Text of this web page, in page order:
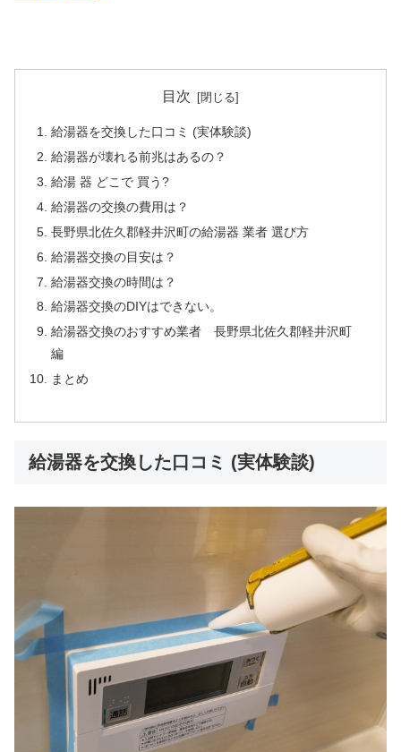
目次
給湯器を交換した口コミ (実体験談)
給湯器が壊れる前兆はあるの？
給湯 器 どこで 買う?
給湯器の交換の費用は？
長野県北佐久郡軽井沢町の給湯器 業者 選び方
給湯器交換の目安は？
給湯器交換の時間は？
給湯器交換のDIYはできない。
給湯器交換のおすすめ業者 長野県北佐久郡軽井沢町
編
まとめ
給湯器を交換した口コミ (実体験談)